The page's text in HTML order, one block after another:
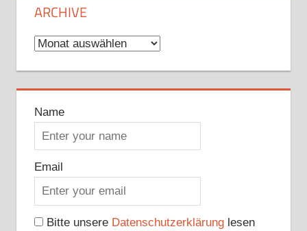
ARCHIVE
Archive
Name
Email
Bitte unsere Datenschutzerklärunglesen